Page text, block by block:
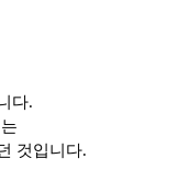
다.
것입니다.